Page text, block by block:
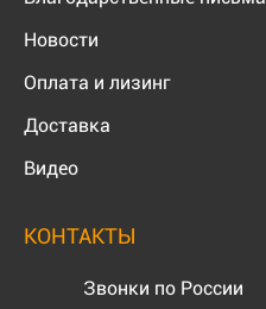
Новости
Оплата и лизинг
Доставка
Видео
КОНТАКТЫ
Звонки по России